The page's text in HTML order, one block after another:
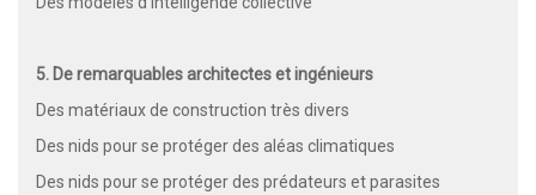
5. De remarquables architectes et ingénieurs
Des matériaux de construction très divers
Des nids pour se protéger des aléas climatiques
Des nids pour se protéger des prédateurs et parasites